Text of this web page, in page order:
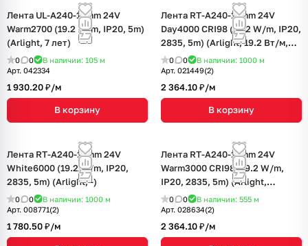
Лента UL-A240-15mm 24V
Warm2700 (19.2 W/m, IP20, 5m)
(Arlight, 7 лет)
0 0 В наличии: 105 м
Арт. 042334
1 930.20 ₽/м
В корзину
Лента RT-A240-15mm 24V
Day4000 CRI98 (19.2 W/m, IP20,
2835, 5m) (Arlight, 19.2 Вт/м,
IP20)
0 0 В наличии: 1000 м
Арт. 021449(2)
2 364.10 ₽/м
В корзину
Лента RT-A240-15mm 24V
White6000 (19.2 W/m, IP20,
2835, 5m) (Arlight, -)
0 0 В наличии: 1000 м
Арт. 008771(2)
1 780.50 ₽/м
Лента RT-A240-15mm 24V
Warm3000 CRI98 (19.2 W/m,
IP20, 2835, 5m) (Arlight,
Открытый)
0 0 В наличии: 555 м
Арт. 028634(2)
2 364.10 ₽/м